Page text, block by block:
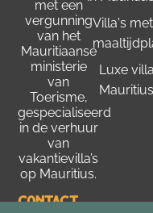
met een
vergunning
van het
Mauritiaanse
ministerie
van
Toerisme,
gespecialiseerd
in de verhuur
van
vakantievilla’s
op Mauritius.
Contact
Villa's met
Luxe
Mauritius